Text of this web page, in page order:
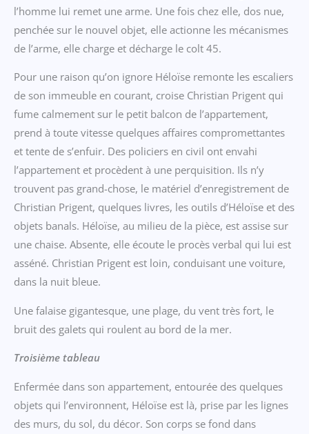
l’homme lui remet une arme. Une fois chez elle, dos nue,
penchée sur le nouvel objet, elle actionne les mécanismes
de l’arme, elle charge et décharge le colt 45.
Pour une raison qu’on ignore Héloïse remonte les escaliers
de son immeuble en courant, croise Christian Prigent qui
fume calmement sur le petit balcon de l’appartement,
prend à toute vitesse quelques affaires compromettantes
et tente de s’enfuir. Des policiers en civil ont envahi
l’appartement et procèdent à une perquisition. Ils n’y
trouvent pas grand-chose, le matériel d’enregistrement de
Christian Prigent, quelques livres, les outils d’Héloïse et des
objets banals. Héloïse, au milieu de la pièce, est assise sur
une chaise. Absente, elle écoute le procès verbal qui lui est
asséné. Christian Prigent est loin, conduisant une voiture,
dans la nuit bleue.
Une falaise gigantesque, une plage, du vent très fort, le
bruit des galets qui roulent au bord de la mer.
Troisième tableau
Enfermée dans son appartement, entourée des quelques
objets qui l’environnent, Héloïse est là, prise par les lignes
des murs, du sol, du décor. Son corps se fond dans